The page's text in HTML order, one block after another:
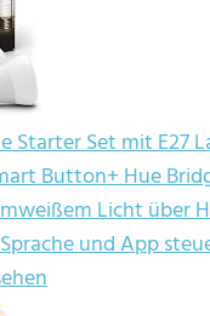
Starter Set mit E27
Button+ Hue
Licht über
und App